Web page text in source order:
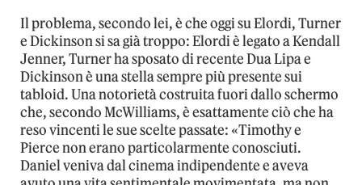
Il problema, secondo lei, è che oggi su Elordi, Turner
e Dickinson si sa già troppo: Elordi è legato a Kendall
Jenner, Turner ha sposato di recente Dua Lipa e
Dickinson è una stella sempre più presente sui
tabloid. Una notorietà costruita fuori dallo schermo
che, secondo McWilliams, è esattamente ciò che ha
reso vincenti le sue scelte passate: «Timothy e
Pierce non erano particolarmente conosciuti.
Daniel veniva dal cinema indipendente e aveva